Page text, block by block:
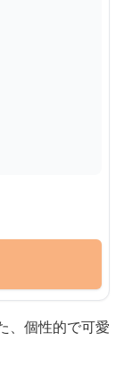
、個性的で可愛